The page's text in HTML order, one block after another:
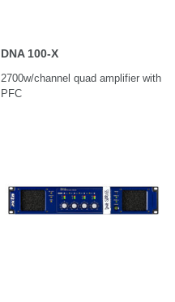
DNA 100-X
2700w/channel quad amplifier with
PFC